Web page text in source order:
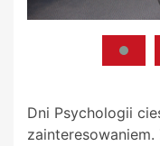
Dni Psychologii